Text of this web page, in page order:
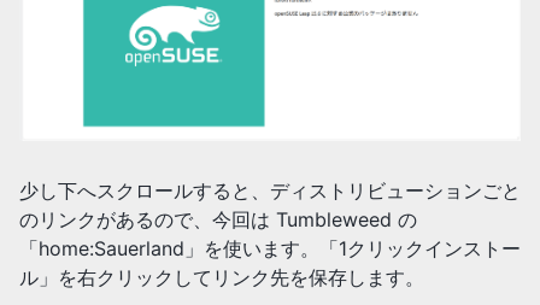
少し下へスクロールすると、ディストリビューションごと
のリンクがあるので、今回は Tumbleweed の
「home:Sauerland」を使います。「1クリックインストー
ル」を右クリックしてリンク先を保存します。